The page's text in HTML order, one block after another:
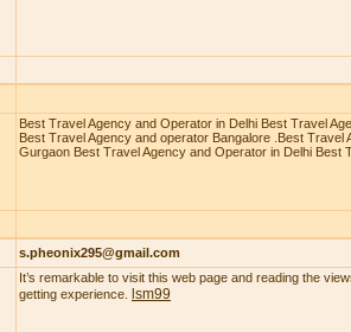
Best Travel Agency and Operator in Delhi Best Travel
Best Travel Agency and operator Bangalore .Best
Gurgaon Best Travel Agency and Operator in Delhi Best
s.pheonix295@gmail.com
It’s remarkable to visit this web page and reading the
getting experience.
lsm99